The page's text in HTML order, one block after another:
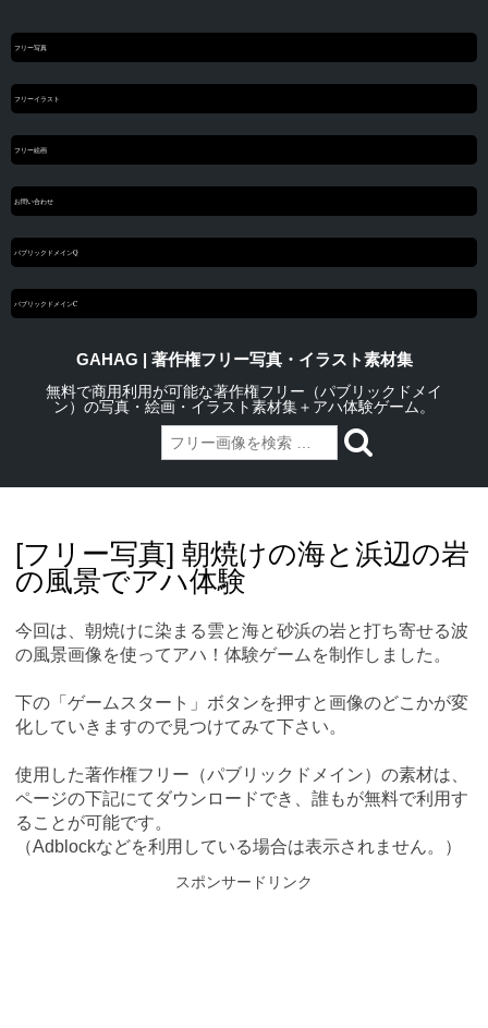
フリー写真
フリーイラスト
フリー絵画
お問い合わせ
パブリックドメインQ
パブリックドメインC
GAHAG | 著作権フリー写真・イラスト素材集
無料で商用利用が可能な著作権フリー（パブリックドメイ
ン）の写真・絵画・イラスト素材集＋アハ体験ゲーム。
content[フリー写真] 朝焼けの海と浜辺の岩
の風景でアハ体験
今回は、朝焼けに染まる雲と海と砂浜の岩と打ち寄せる波
の風景画像を使ってアハ！体験ゲームを制作しました。
下の「ゲームスタート」ボタンを押すと画像のどこかが変
化していきますので見つけてみて下さい。
使用した著作権フリー（パブリックドメイン）の素材は、
ページの下記にてダウンロードでき、誰もが無料で利用す
ることが可能です。
（Adblockなどを利用している場合は表示されません。）
スポンサードリンク